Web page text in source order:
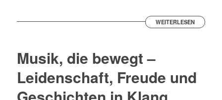
WEITERLESEN
Musik, die bewegt –
Leidenschaft, Freude und